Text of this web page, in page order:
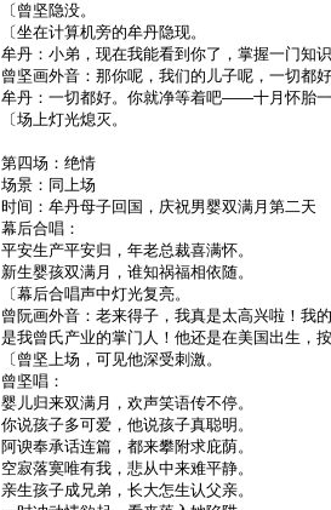
〔曾坚隐没。
〔坐在计算机旁的牟丹隐现。
牟丹：小弟，现在我能看到你了，掌握一门知
曾坚画外音：那你呢，我们的儿子呢，一切都
牟丹：一切都好。你就净等着吧——十月怀胎
〔场上灯光熄灭。
第四场：绝情
场景：同上场
时间：牟丹母子回国，庆祝男婴双满月第二天
幕后合唱：
平安生产平安归，年老总裁喜满怀。
新生婴孩双满月，谁知祸福相依随。
〔幕后合唱声中灯光复亮。
曾阮画外音：老来得子，我真是太高兴啦！我
是我曾氏产业的掌门人！他还是在美国出生，
〔曾坚上场，可见他深受刺激。
曾坚唱：
婴儿归来双满月，欢声笑语传不停。
你说孩子多可爱，他说孩子真聪明。
阿谀奉承话连篇，都来攀附求庇荫。
空寂落寞唯有我，悲从中来难平静。
亲生孩子成兄弟，长大怎生认父亲。